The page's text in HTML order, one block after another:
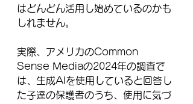
はどんどん活用し始めているのかも
しれません。
実際、アメリカのCommon
Sense Mediaの2024年の調査で
は、生成AIを使用していると回答し
た子達の保護者のうち、使用に気づ